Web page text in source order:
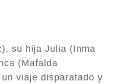
su hija Julia (Inma
(Mafalda
viaje disparatado y